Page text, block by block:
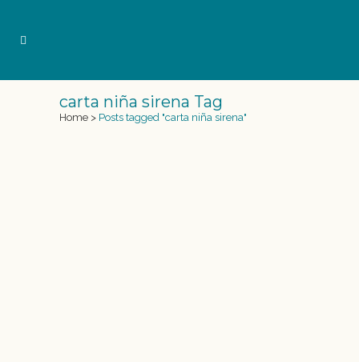
carta niña sirena Tag
Home > Posts tagged "carta niña sirena"